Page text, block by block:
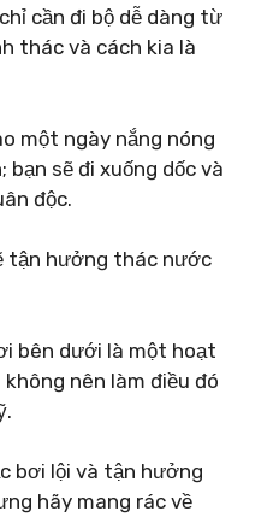
cần đi bộ dễ dàng từ
thác và cách kia là
một ngày nắng nóng
sẽ đi xuống dốc và
độc.
tận hưởng thác nước
bên dưới là một hoạt
nên làm điều đó
bơi lội và tận hưởng
hãy mang rác về